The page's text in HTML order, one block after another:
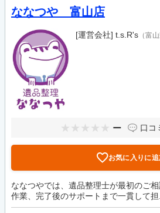
ななつや 富山店
[運営会社] t.s.R's （富
ー 口コ
お気に入りに追
ななつやでは、遺品整理士が最初のご
作業、完了後のサポートまで一貫して担